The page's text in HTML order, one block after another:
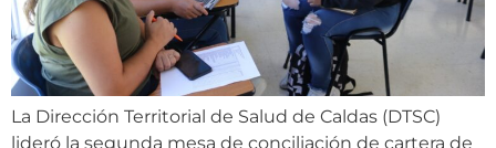
La Dirección Territorial de Salud de Caldas (DTSC)
lideró la segunda mesa de conciliación de cartera de